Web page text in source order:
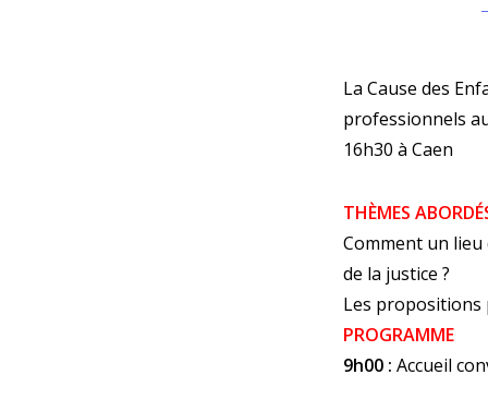
La Cause des
professionnels
16h30 à Caen
THÈMES
Comment un lieu
de la justice ?
Les propositions
PROGRAMME
9h00 : Accueil